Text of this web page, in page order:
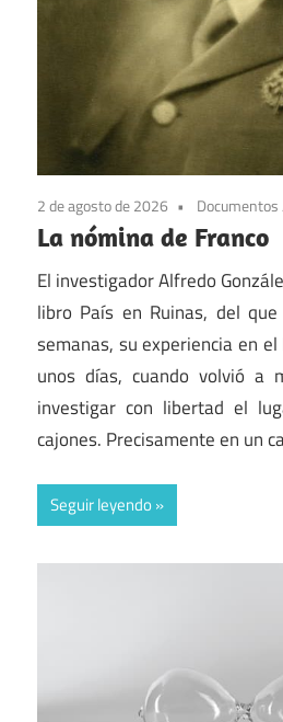
2 de agosto de 2026 Documentos
La nómina de Franco
El investigador Alfredo
libro País en Ruinas, del
semanas, su experiencia en
unos días, cuando volvió a
investigar con libertad el
cajones. Precisamente en un
Seguir leyendo